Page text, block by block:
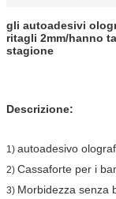
gli autoadesivi
ritagli 2mm/hanno
stagione
Descrizione:
1) autoadesivo
2) Cassaforte per i
3) Morbidezza senza